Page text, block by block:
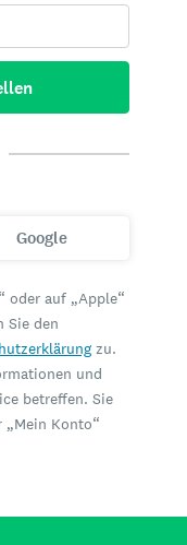
Google
oder auf „Apple“
Sie den
zu.
und
betreffen. Sie
Konto“